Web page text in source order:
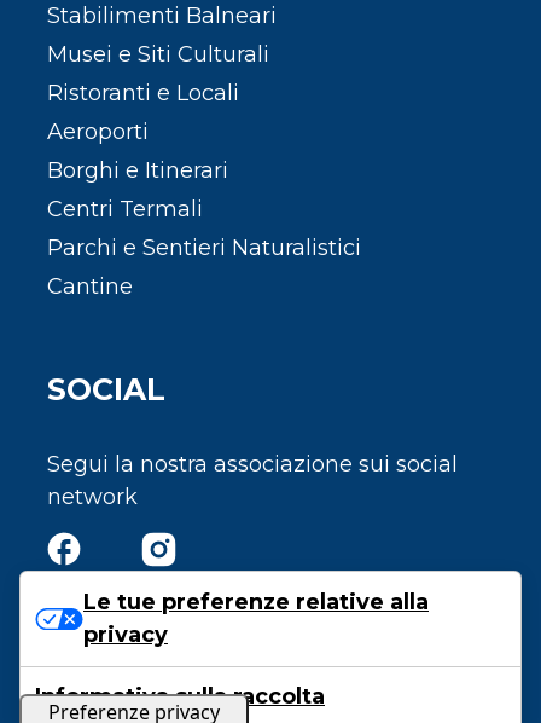
Stabilimenti Balneari
Musei e Siti Culturali
Ristoranti e Locali
Aeroporti
Borghi e Itinerari
Centri Termali
Parchi e Sentieri Naturalistici
Cantine
SOCIAL
Segui la nostra associazione sui social
network
Privacy e Cookie Policy
Le tue preferenze relative alla
privacy
Informativa sulla raccolta